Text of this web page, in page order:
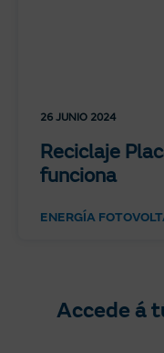
26 JUNIO 2024
Reciclaje
funciona
ENERGÍA
Accede á